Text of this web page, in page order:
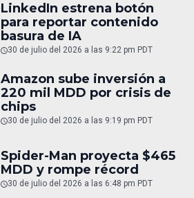
LinkedIn estrena botón
para reportar contenido
basura de IA
30 de julio del 2026 a las 9:22 pm PDT
Amazon sube inversión a
220 mil MDD por crisis de
chips
30 de julio del 2026 a las 9:19 pm PDT
Spider-Man proyecta $465
MDD y rompe récord
30 de julio del 2026 a las 6:48 pm PDT